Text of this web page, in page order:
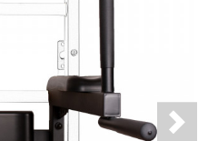
Next